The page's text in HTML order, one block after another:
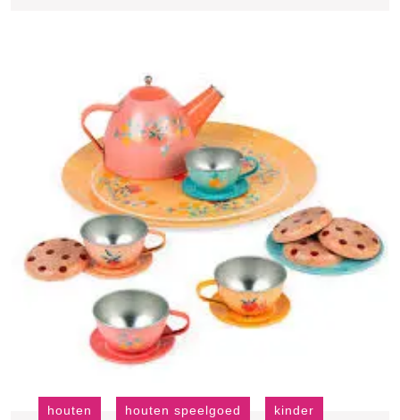
houten houten speelgoed
kinder